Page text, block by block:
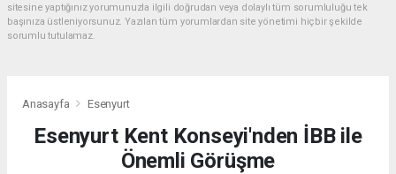
sitesine yaptığınız yorumunuzla ilgili doğrudan veya dolaylı tüm sorumluluğu tek
başınıza üstleniyorsunuz. Yazılan tüm yorumlardan site yönetimi hiçbir şekilde
sorumlu tutulamaz.
Anasayfa Esenyurt
Esenyurt Kent Konseyi'nden İBB ile
Önemli Görüşme